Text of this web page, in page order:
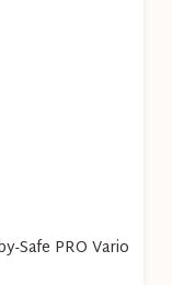
Safe PRO Vario